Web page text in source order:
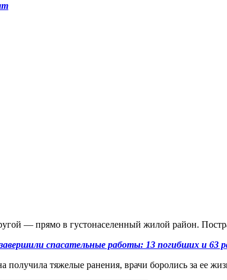
— прямо в густонаселенный жилой район.
спасательные работы: 13 погибших и 63
получила тяжелые ранения, врачи боролись за ее